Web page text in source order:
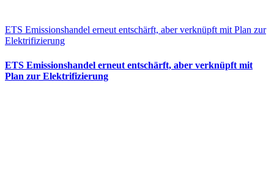
ETS Emissionshandel erneut entschärft, aber verknüpft mit Plan zur
Elektrifizierung
ETS Emissionshandel erneut entschärft, aber verknüpft mit
Plan zur Elektrifizierung